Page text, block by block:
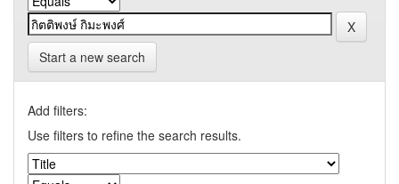
Start a new search
Add filters:
Use filters to refine the search results.